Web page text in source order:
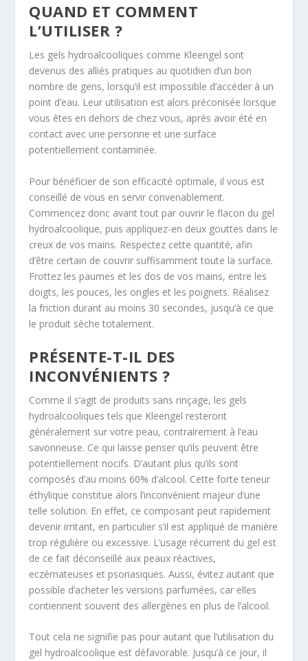
QUAND ET COMMENT
L’UTILISER ?
Les gels hydroalcooliques comme Kleengel sont
devenus des alliés pratiques au quotidien d’un bon
nombre de gens, lorsqu’il est impossible d’accéder à un
point d’eau. Leur utilisation est alors préconisée lorsque
vous êtes en dehors de chez vous, après avoir été en
contact avec une personne et une surface
potentiellement contaminée.
Pour bénéficier de son efficacité optimale, il vous est
conseillé de vous en servir convenablement.
Commencez donc avant tout par ouvrir le flacon du gel
hydroalcoolique, puis appliquez-en deux gouttes dans le
creux de vos mains. Respectez cette quantité, afin
d’être certain de couvrir suffisamment toute la surface.
Frottez les paumes et les dos de vos mains, entre les
doigts, les pouces, les ongles et les poignets. Réalisez
la friction durant au moins 30 secondes, jusqu’à ce que
le produit sèche totalement.
PRÉSENTE-T-IL DES
INCONVÉNIENTS ?
Comme il s’agit de produits sans rinçage, les gels
hydroalcooliques tels que Kleengel resteront
généralement sur votre peau, contrairement à l’eau
savonneuse. Ce qui laisse penser qu’ils peuvent être
potentiellement nocifs. D’autant plus qu’ils sont
composés d’au moins 60% d’alcool. Cette forte teneur
éthylique constitue alors l’inconvénient majeur d’une
telle solution. En effet, ce composant peut rapidement
devenir irritant, en particulier s’il est appliqué de manière
trop régulière ou excessive. L’usage récurrent du gel est
de ce fait déconseillé aux peaux réactives,
eczémateuses et psoriasiques. Aussi, évitez autant que
possible d’acheter les versions parfumées, car elles
contiennent souvent des allergènes en plus de l’alcool.
Tout cela ne signifie pas pour autant que l’utilisation du
gel hydroalcoolique est défavorable. Jusqu’à ce jour, il